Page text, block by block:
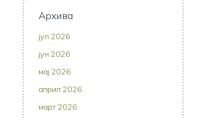
Архива
јул 2026
јун 2026
мај 2026
април 2026
март 2026